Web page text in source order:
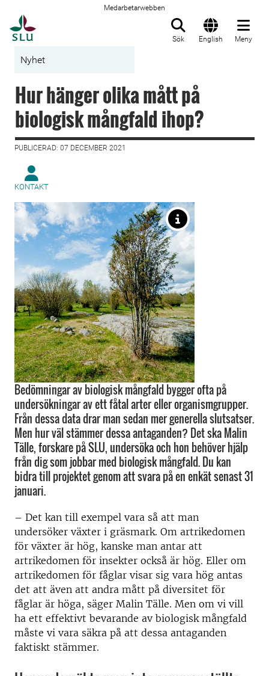
Medarbetarwebben
Sök English Meny
Nyhet
Hur hänger olika mått på
biologisk mångfald ihop?
PUBLICERAD: 07 DECEMBER 2021
KONTAKT
Bedömningar av biologisk mångfald bygger ofta på
undersökningar av ett fåtal arter eller organismgrupper.
Från dessa data drar man sedan mer generella slutsatser.
Men hur väl stämmer dessa antaganden? Det ska Malin
Tälle, forskare på SLU, undersöka och hon behöver hjälp
från dig som jobbar med biologisk mångfald. Du kan
bidra till projektet genom att svara på en enkät senast 31
januari.
– Det kan till exempel vara så att man
undersöker växter i gräsmark. Om artrikedomen
för växter är hög, kanske man antar att
artrikedomen för insekter också är hög. Eller om
artrikedomen för fåglar visar sig vara hög antas
det att även att andra mått på diversitet för
fåglar är höga, säger Malin Tälle. Men om vi vill
ha ett effektivt bevarande av biologisk mångfald
måste vi vara säkra på att dessa antaganden
faktiskt stämmer.